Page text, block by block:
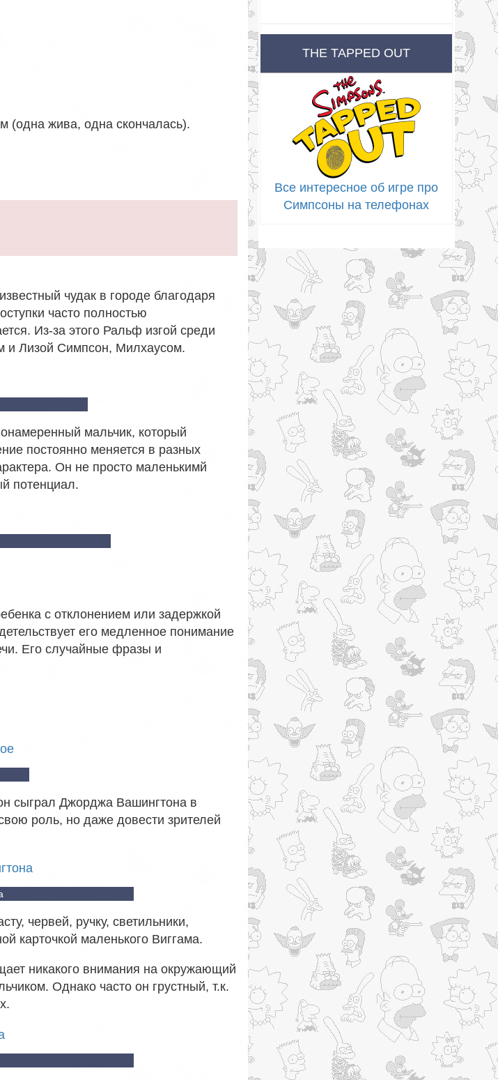
(одна жива, одна скончалась).
чудак в городе благодаря
часто полностью
Из-за этого Ральф изгой среди
и Лизой Симпсон, Милхаусом.
мальчик, который
постоянно меняется в разных
Он не просто маленькимй
потенциал.
с отклонением или задержкой
его медленное понимание
Его случайные фразы и
сыграл Джорджа Вашингтона в
роль, но даже довести зрителей
червей, ручку, светильники,
карточкой маленького Виггама.
никакого внимания на окружающий
Однако часто он грустный, т.к.
THE TAPPED OUT
Все интересное об игре про
Симпсоны на телефонах